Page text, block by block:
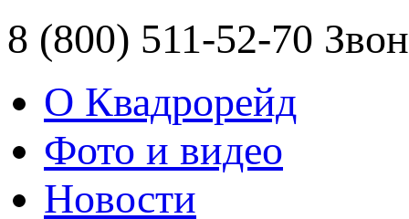
8 (800) 511-52-70
О Квадрорейд
Фото и видео
Новости